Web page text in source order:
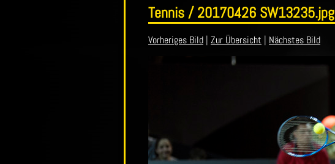
Tennis / 20170426 SW13235.jpg
Vorheriges Bild | Zur Übersicht | Nächstes Bild